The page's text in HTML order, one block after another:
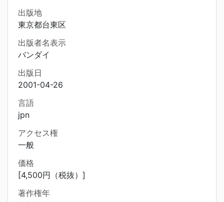
出版地
東京都台東区
出版者名表示
バンダイ
出版日
2001-04-26
言語
jpn
アクセス権
一般
価格
[4,500円（税抜）]
著作権年